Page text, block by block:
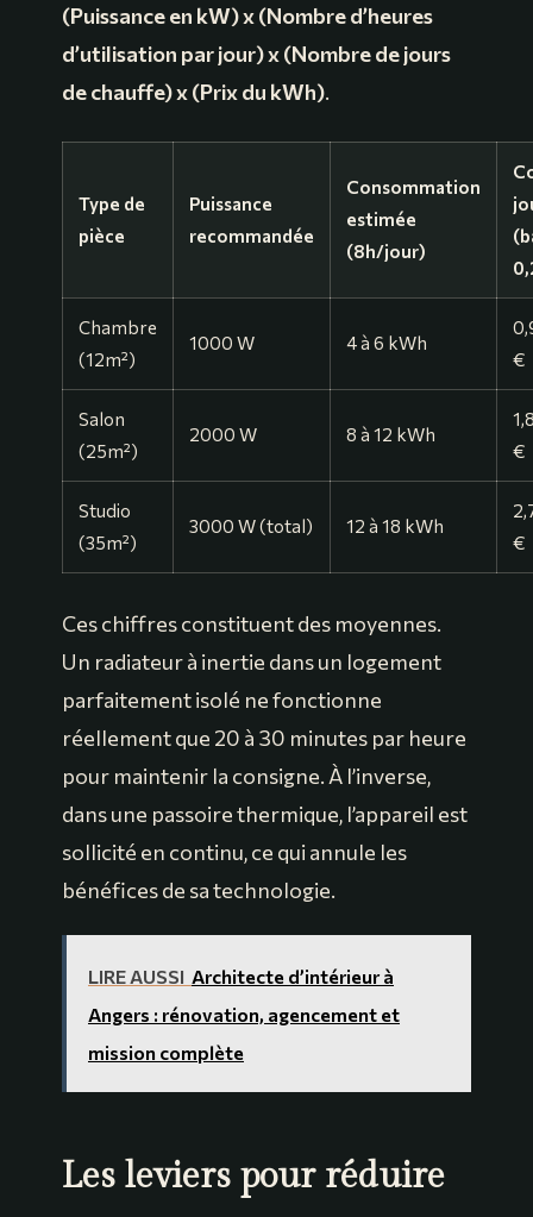
(Puissance en kW) x (Nombre d’heures
d’utilisation par jour) x (Nombre de jours
de chauffe) x (Prix du kWh).
Type de
pièce
Puissance
recommandée
Consommation
estimée
(8h/jour)
Chambre
(12m²)
1000 W 4 à 6 kWh
€
Salon
(25m²)
2000 W 8 à 12 kWh
€
Studio
(35m²)
3000 W (total) 12 à 18 kWh
€
Ces chiffres constituent des moyennes.
Un radiateur à inertie dans un logement
parfaitement isolé ne fonctionne
réellement que 20 à 30 minutes par heure
pour maintenir la consigne. À l’inverse,
dans une passoire thermique, l’appareil est
sollicité en continu, ce qui annule les
bénéfices de sa technologie.
LIRE AUSSI Architecte d’intérieur à
Angers : rénovation, agencement et
mission complète
Les leviers pour réduire